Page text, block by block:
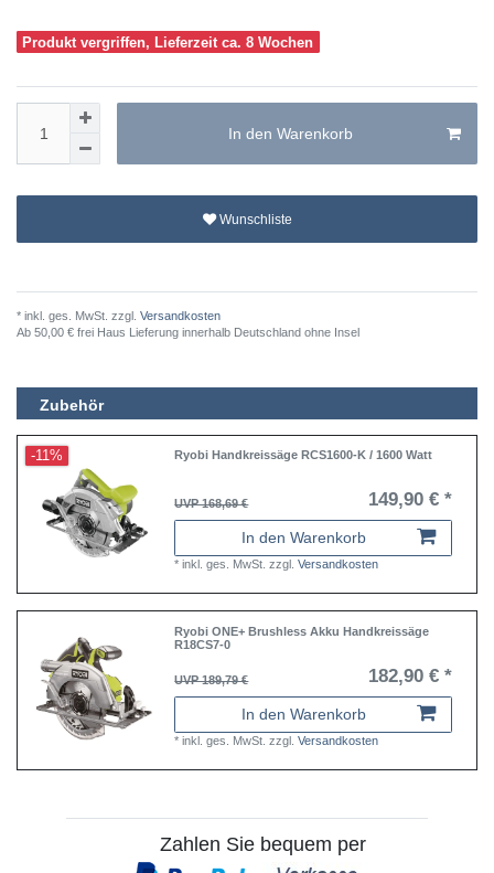
Produkt vergriffen, Lieferzeit ca. 8 Wochen
In den Warenkorb
Wunschliste
* inkl. ges. MwSt. zzgl. Versandkosten
Ab 50,00 € frei Haus Lieferung innerhalb Deutschland ohne Insel
Zubehör
-11% Ryobi Handkreissäge RCS1600-K / 1600 Watt
UVP 168,69 € 149,90 € *
In den Warenkorb
*inkl. ges. MwSt. zzgl.Versandkosten
Ryobi ONE+ Brushless Akku Handkreissäge
R18CS7-0
UVP 189,79 € 182,90 € *
In den Warenkorb
*inkl. ges. MwSt. zzgl.Versandkosten
Zahlen Sie bequem per